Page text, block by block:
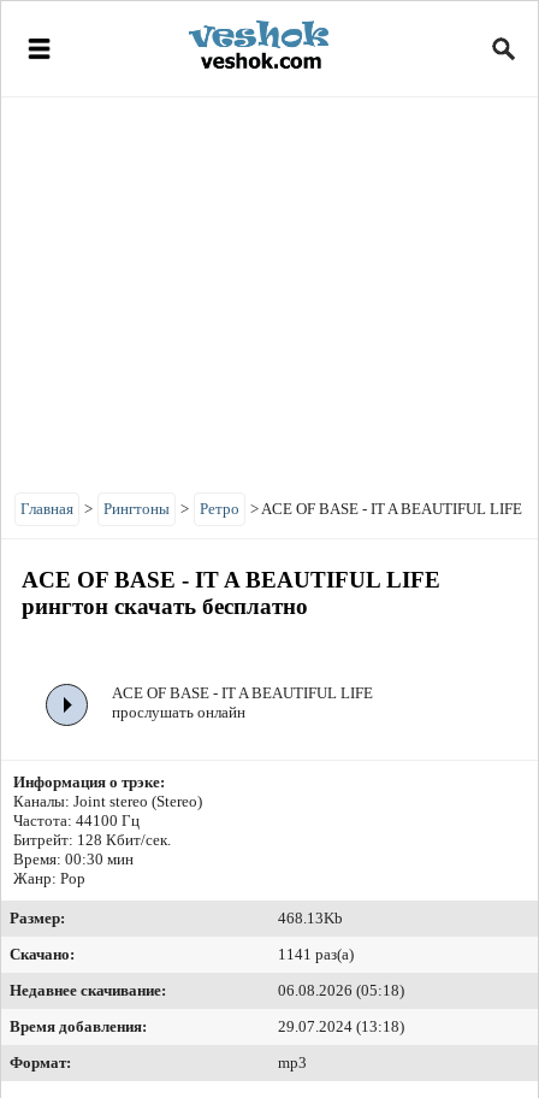
Главная > Рингтоны > Ретро >ACE OF BASE - IT A BEAUTIFUL LIFE
ACE OF BASE - IT A BEAUTIFUL LIFE
рингтон скачать бесплатно
ACE OF BASE - IT A BEAUTIFUL LIFE
прослушать онлайн
Информация о трэке:
Каналы: Joint stereo (Stereo)
Частота: 44100 Гц
Битрейт: 128 Кбит/сек.
Время: 00:30 мин
Жанр: Pop
Размер:
468.13Kb
Скачано:
1141 раз(а)
Недавнее скачивание:
06.08.2026 (05:18)
Время добавления:
29.07.2024 (13:18)
Формат:
mp3